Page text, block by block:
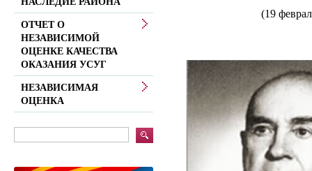
(19
ОТЧЕТ О
НЕЗАВИСИМОЙ
ОЦЕНКЕ КАЧЕСТВА
ОКАЗАНИЯ УСУГ
НЕЗАВИСИМАЯ
ОЦЕНКА